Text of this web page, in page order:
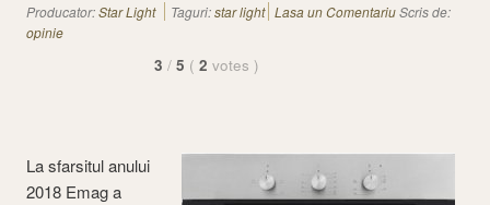
Producator:Star Light Taguri:star light Lasa un ComentariuScris de:
opinie
3 / 5 ( 2 votes )
La sfarsitul anului
2018 Emag a